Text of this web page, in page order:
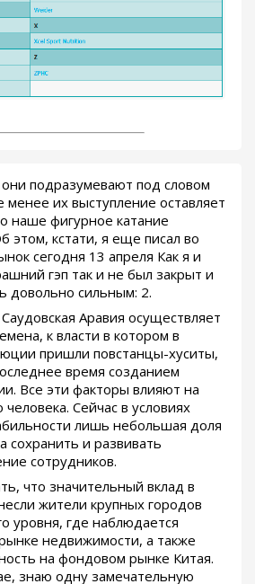
подразумевают под словом
менее их выступление оставляет
наше фигурное катание
этом, кстати, я еще писал во
сегодня 13 апреля Как я и
гэп так и не был закрыт и
довольно сильным: 2.
Аравия осуществляет
к власти в котором в
пришли повстанцы-хуситы,
время созданием
Все эти факторы влияют на
Сейчас в условиях
лишь небольшая доля
сохранить и развивать
сотрудников.
что значительный вклад в
жители крупных городов
уровня, где наблюдается
недвижимости, а также
на фондовом рынке Китая.
знаю одну замечательную